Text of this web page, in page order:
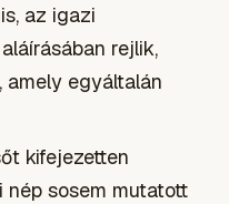
az igazi
rejlik,
amely egyáltalán
kifejezetten
nép sosem mutatott